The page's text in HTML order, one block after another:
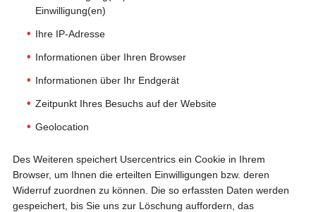
Einwilligung(en)
Ihre IP-Adresse
Informationen über Ihren Browser
Informationen über Ihr Endgerät
Zeitpunkt Ihres Besuchs auf der Website
Geolocation
Des Weiteren speichert Usercentrics ein Cookie in Ihrem
Browser, um Ihnen die erteilten Einwilligungen bzw. deren
Widerruf zuordnen zu können. Die so erfassten Daten werden
gespeichert, bis Sie uns zur Löschung auffordern, das